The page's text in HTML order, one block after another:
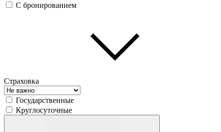
С бронированием
Страховка
Государственные
Круглосуточные